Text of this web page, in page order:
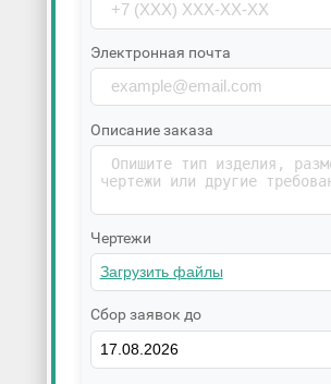
Электронная почта
Описание заказа
Чертежи
Сбор заявок до